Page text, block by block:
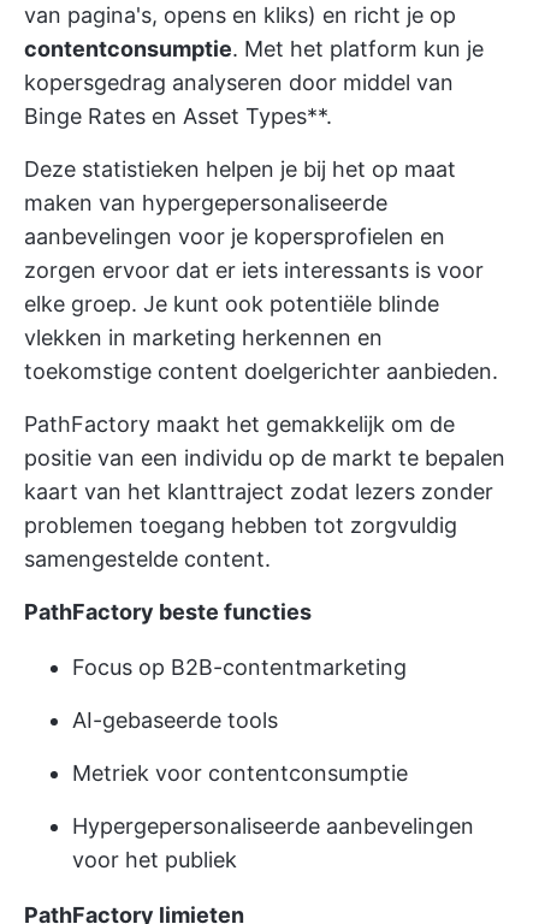
van pagina's, opens en kliks) en richt je op
contentconsumptie. Met het platform kun je
kopersgedrag analyseren door middel van
Binge Rates en Asset Types**.
Deze statistieken helpen je bij het op maat
maken van hypergepersonaliseerde
aanbevelingen voor je kopersprofielen en
zorgen ervoor dat er iets interessants is voor
elke groep. Je kunt ook potentiële blinde
vlekken in marketing herkennen en
toekomstige content doelgerichter aanbieden.
PathFactory maakt het gemakkelijk om de
positie van een individu op de markt te bepalen
kaart van het klanttraject zodat lezers zonder
problemen toegang hebben tot zorgvuldig
samengestelde content.
PathFactory beste functies
Focus op B2B-contentmarketing
AI-gebaseerde tools
Metriek voor contentconsumptie
Hypergepersonaliseerde aanbevelingen
voor het publiek
PathFactory limieten